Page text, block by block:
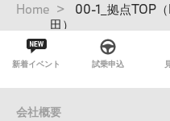
パ
く
Home
00-1_拠点TOP
田）
新着イベント 試乗申込
会社概要